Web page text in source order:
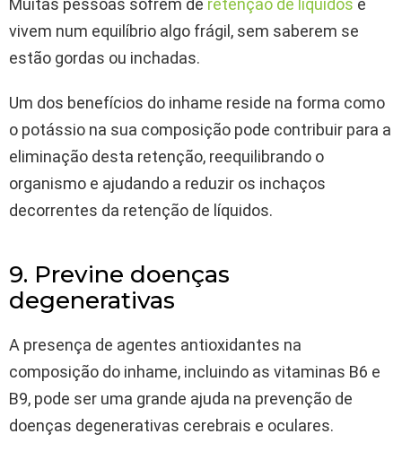
Muitas pessoas sofrem de retenção de líquidos e
vivem num equilíbrio algo frágil, sem saberem se
estão gordas ou inchadas.
Um dos benefícios do inhame reside na forma como
o potássio na sua composição pode contribuir para a
eliminação desta retenção, reequilibrando o
organismo e ajudando a reduzir os inchaços
decorrentes da retenção de líquidos.
9. Previne doenças
degenerativas
A presença de agentes antioxidantes na
composição do inhame, incluindo as vitaminas B6 e
B9, pode ser uma grande ajuda na prevenção de
doenças degenerativas cerebrais e oculares.